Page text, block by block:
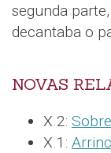
segunda
decantaba o
NOVAS
X.2:
X.1: